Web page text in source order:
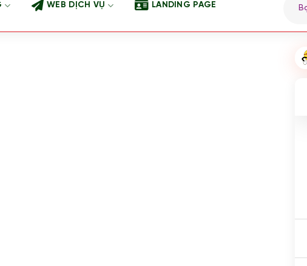
WEB DỊCH VỤ LANDING PAGE
kiếm: